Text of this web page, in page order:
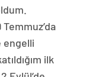
engelli
ilk